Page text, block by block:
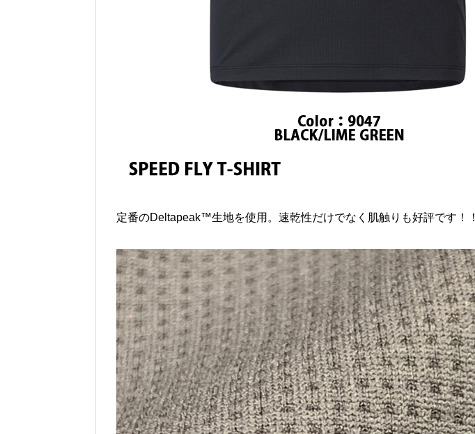
定番のDeltapeak™生地を使用。速乾性だけでなく肌触りも好評です！！